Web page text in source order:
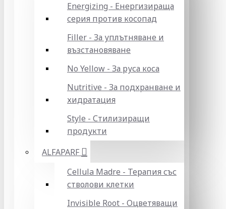
Energizing - Енергизираща
серия против косопад
Filler - За уплътняване и
възстановяване
No Yellow - За руса коса
Nutritive - За подхранване и
хидратация
Style - Стилизиращи
продукти
ALFAPARF
Cellula Madre - Терапия със
стволови клетки
Invisible Root - Оцветяващи